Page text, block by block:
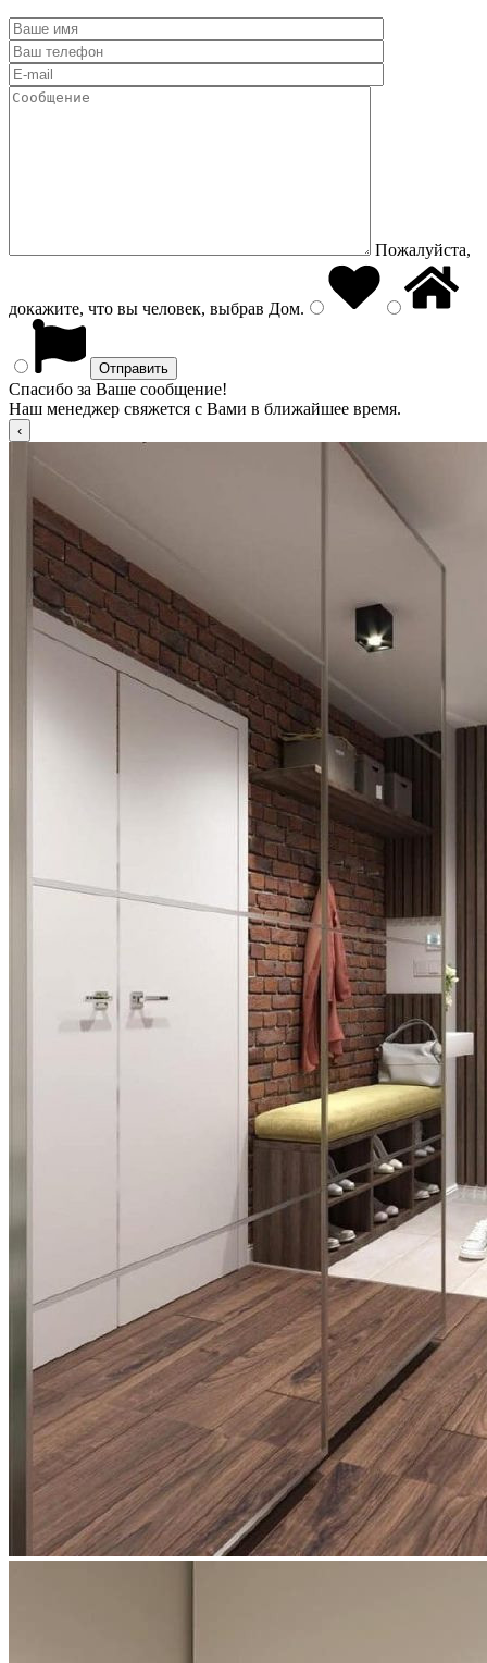
Пожалуйста,
докажите, что вы человек, выбрав Дом.
Спасибо за Ваше сообщение!
Наш менеджер свяжется с Вами в ближайшее время.